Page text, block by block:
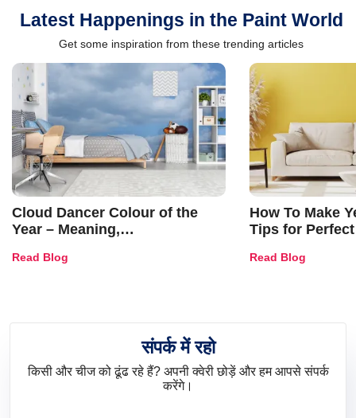
Latest Happenings in the Paint World
Get some inspiration from these trending articles
Cloud Dancer Colour of the
Year – Meaning,
and Trends
Read Blog
How To Make
Tips for
Read Blog
संपर्क में रहो
किसी और चीज को ढूंढ रहे हैं? अपनी क्वेरी छोड़ें और हम आपसे संपर्क
करेंगे।